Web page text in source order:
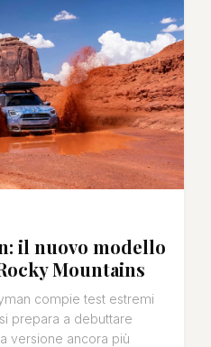
il nuovo modello
Mountains
compie test estremi
prepara a debuttare
versione ancora più